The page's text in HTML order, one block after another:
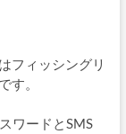
フィッシングリ
す。
ワードとSMS